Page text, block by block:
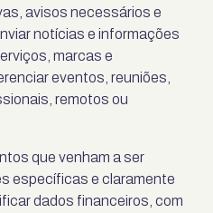
avisos necessários e
notícias e informações
marcas e
eventos, reuniões,
remotos ou
que venham a ser
específicas e claramente
dados financeiros, com